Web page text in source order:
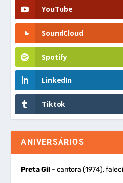
YouTube
SoundCloud
Spotify
LinkedIn
Tiktok
ANIVERSÁRIOS
Preta Gil - cantora (1974),